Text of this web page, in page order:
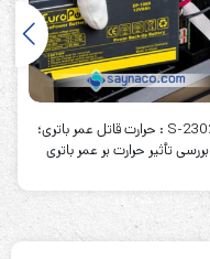
S-2302 : حرارت قاتل عمر باتری؛
بررسی تأثیر حرارت بر عمر باتری